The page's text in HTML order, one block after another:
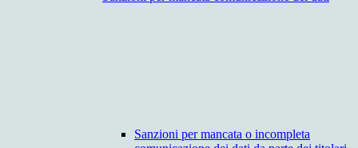
Sanzioni per mancata o incompleta